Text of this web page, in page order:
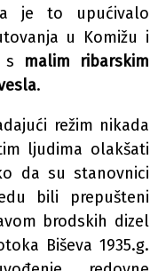
je to upućivalo
u Komižu i
s malim ribarskim
.
režim nikada
ljudima olakšati
da su stanovnici
bili prepušteni
brodskih dizel
Biševa 1935.g.